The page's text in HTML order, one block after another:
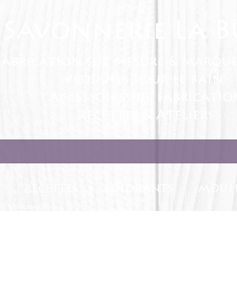
Savonnerie La
fabrication sur mesure &
Produits pour le bain
Recettes & Ateliers
COLORANTS